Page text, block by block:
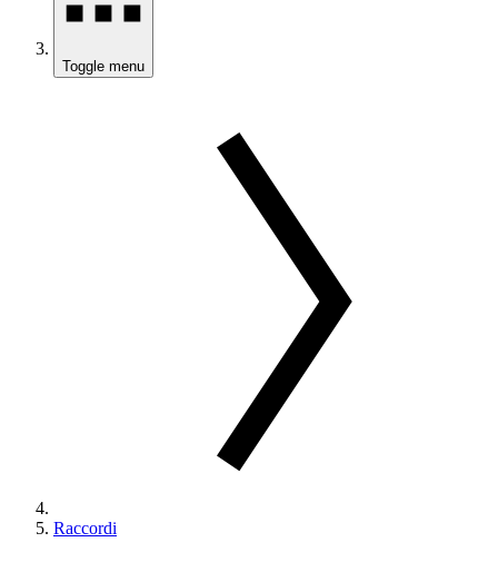
Toggle menu
Raccordi